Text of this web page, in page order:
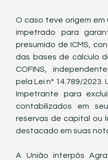
O caso teve origem em
impetrado para
presumido de ICMS,
das bases de cálculo
COFINS,
pela Lei n° 14.789/
Impetrante para
contabilizados em
reservas de capital ou
destacado em suas
A União interpôs